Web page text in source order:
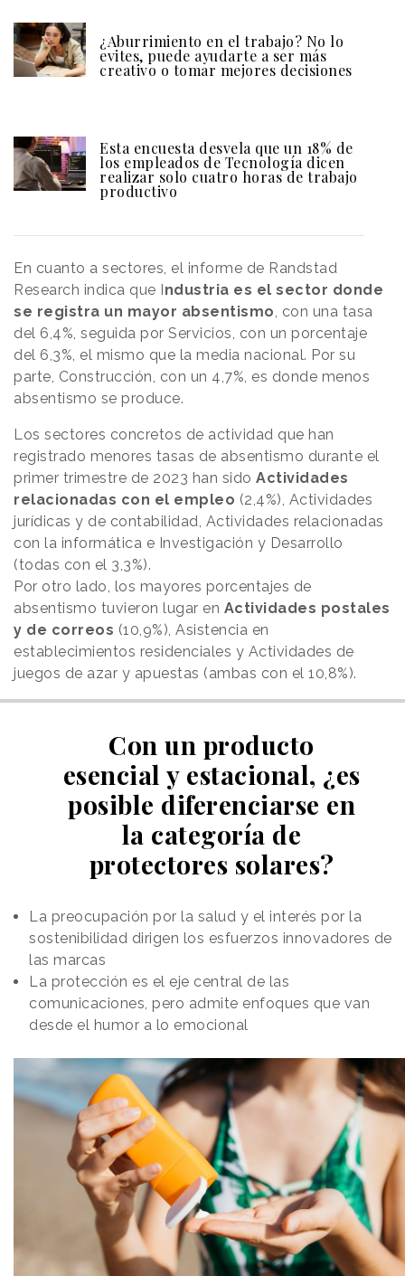
¿Aburrimiento en el trabajo? No lo
evites, puede ayudarte a ser más
creativo o tomar mejores decisiones
Esta encuesta desvela que un 18% de
los empleados de Tecnología dicen
realizar solo cuatro horas de trabajo
productivo
En cuanto a sectores, el informe de Randstad
Research indica que I ndustria es el sector donde
se registra un mayor absentismo, con una tasa
del 6,4%, seguida por Servicios, con un porcentaje
del 6,3%, el mismo que la media nacional. Por su
parte, Construcción, con un 4,7%, es donde menos
absentismo se produce.
Los sectores concretos de actividad que han
registrado menores tasas de absentismo durante el
primer trimestre de 2023 han sido Actividades
relacionadas con el empleo (2,4%), Actividades
jurídicas y de contabilidad, Actividades relacionadas
con la informática e Investigación y Desarrollo
(todas con el 3,3%).
Por otro lado, los mayores porcentajes de
absentismo tuvieron lugar en Actividades postales
y de correos (10,9%), Asistencia en
establecimientos residenciales y Actividades de
juegos de azar y apuestas (ambas con el 10,8%).
Con un producto
esencial y estacional, ¿es
posible diferenciarse en
la categoría de
protectores solares?
La preocupación por la salud y el interés por la
sostenibilidad dirigen los esfuerzos innovadores de
las marcas
La protección es el eje central de las
comunicaciones, pero admite enfoques que van
desde el humor a lo emocional